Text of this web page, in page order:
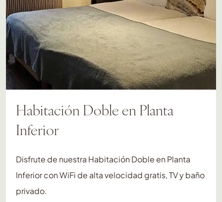
Habitación Doble en Planta
Inferior
Disfrute de nuestra Habitación Doble en Planta
Inferior con WiFi de alta velocidad gratis, TV y baño
privado.